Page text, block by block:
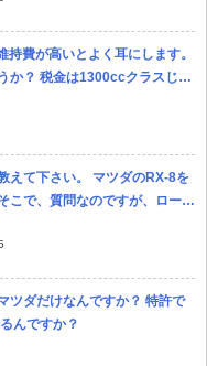
費が高いとよく耳にします。
か？ 税金は1300ccクラスじゃ
えて下さい。 マツダのRX-8を
こで、質問なのですが、ロータ
に比べて短いのでし ょう
ツダだけなんですか？ 特許で
んですか？